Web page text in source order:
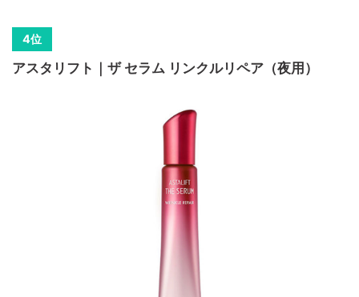
アスタリフト｜ザ セラム リンクルリペア（夜用）